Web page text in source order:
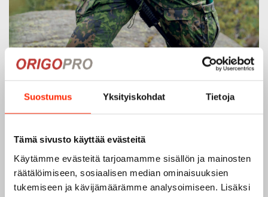
Suostumus Yksityiskohdat Tietoja
Tämä sivusto käyttää evästeitä
Käytämme evästeitä tarjoamamme sisällön ja mainosten
räätälöimiseen, sosiaalisen median ominaisuuksien
tukemiseen ja kävijämäärämme analysoimiseen. Lisäksi
Origopro – Suomalainen laatumerkki vuodesta
Origoproon suomalainen turvallisuus- ja
ulkoiluvaatetukseen erikoistunut yritys, joka on toiminut